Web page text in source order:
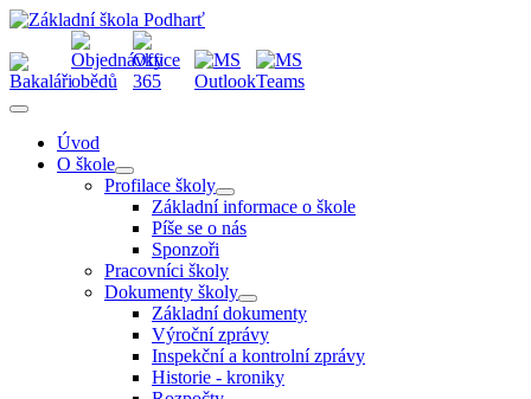
Úvod
O škole
Profilace školy
Základní informace o škole
Píše se o nás
Sponzoři
Pracovníci školy
Dokumenty školy
Základní dokumenty
Výroční zprávy
Inspekční a kontrolní zprávy
Historie - kroniky